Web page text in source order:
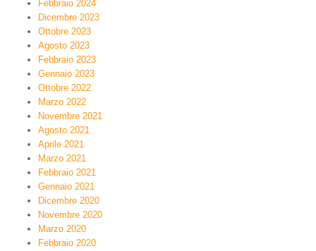
Febbraio 2024
Dicembre 2023
Ottobre 2023
Agosto 2023
Febbraio 2023
Gennaio 2023
Ottobre 2022
Marzo 2022
Novembre 2021
Agosto 2021
Aprile 2021
Marzo 2021
Febbraio 2021
Gennaio 2021
Dicembre 2020
Novembre 2020
Marzo 2020
Febbraio 2020